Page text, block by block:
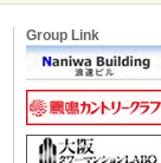
Group Link